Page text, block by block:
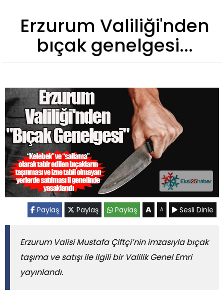
Erzurum Valiliği'nden
bıçak genelgesi...
Paylaş Paylaş Paylaş A A Sesli Dinle
Erzurum Valisi Mustafa Çiftçi’nin imzasıyla bıçak
taşıma ve satışı ile ilgili bir Valilik Genel Emri
yayınlandı.